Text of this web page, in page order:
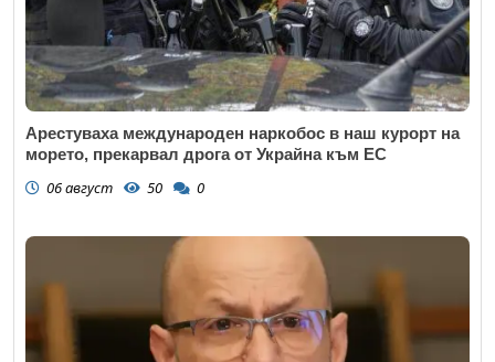
Арестуваха международен наркобос в наш курорт на
морето, прекарвал дрога от Украйна към ЕС
06 август 50 0